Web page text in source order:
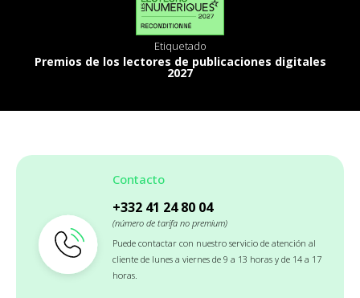
Etiquetado
Premios de los lectores de publicaciones digitales
2027
Contacto
+332 41 24 80 04
(número de tarifa no premium)
Puede contactar con nuestro servicio de atención al
cliente de lunes a viernes de 9 a 13 horas y de 14 a 17
horas.